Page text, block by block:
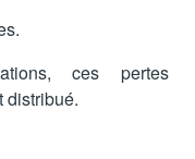
ces pertes
distribué.